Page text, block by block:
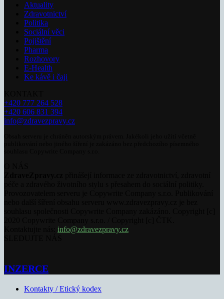
Aktuality
Zdravotnictví
Politika
Sociální věci
Pojištění
Pharma
Rozhovory
E-Health
Ke kávě i čaji
+420 777 264 528
+420 606 831 394
info@zdravezpravy.cz
info@zdravezpravy.cz
INZERCE
Kontakty / Etický kodex